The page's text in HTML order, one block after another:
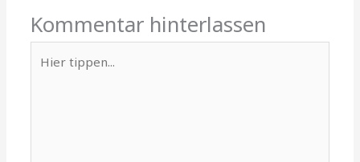
Kommentar hinterlassen
tippen...